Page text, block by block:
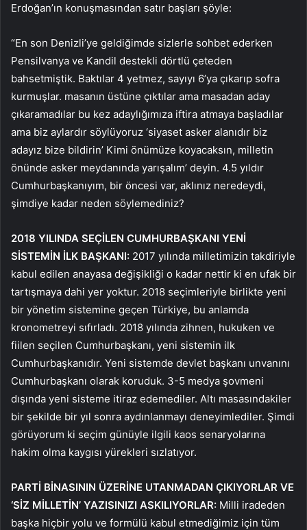
Erdoğan’ın konuşmasından satır başları şöyle:
“En son Denizli’ye geldiğimde sizlerle sohbet ederken
Pensilvanya ve Kandil destekli dörtlü çeteden
bahsetmiştik. Baktılar 4 yetmez, sayıyı 6’ya çıkarıp sofra
kurmuşlar. masanın üstüne çıktılar ama masadan aday
çıkaramadılar bu kez adaylığımıza iftira atmaya başladılar
ama biz aylardır söylüyoruz ‘siyaset asker alanıdır biz
adayız bize bildirin’ Kimi önümüze koyacaksın, milletin
önünde asker meydanında yarışalım’ deyin. 4.5 yıldır
Cumhurbaşkanıyım, bir öncesi var, aklınız neredeydi,
şimdiye kadar neden söylemediniz?
2018 YILINDA SEÇİLEN CUMHURBAŞKANI YENİ
SİSTEMİN İLK BAŞKANI: 2017 yılında milletimizin takdiriyle
kabul edilen anayasa değişikliği o kadar nettir ki en ufak bir
tartışmaya dahi yer yoktur. 2018 seçimleriyle birlikte yeni
bir yönetim sistemine geçen Türkiye, bu anlamda
kronometreyi sıfırladı. 2018 yılında zihnen, hukuken ve
fiilen seçilen Cumhurbaşkanı, yeni sistemin ilk
Cumhurbaşkanıdır. Yeni sistemde devlet başkanı unvanını
Cumhurbaşkanı olarak koruduk. 3-5 medya şovmeni
dışında yeni sisteme itiraz edemediler. Altı masasındakiler
bir şekilde bir yıl sonra aydınlanmayı deneyimlediler. Şimdi
görüyorum ki seçim günüyle ilgili kaos senaryolarına
hakim olma kaygısı yürekleri sızlatıyor.
PARTİ BİNASININ ÜZERİNE UTANMADAN ÇIKIYORLAR VE
‘SİZ MİLLETİN’ YAZISINIZI ASKILIYORLAR: Milli iradeden
başka hiçbir yolu ve formülü kabul etmediğimiz için tüm